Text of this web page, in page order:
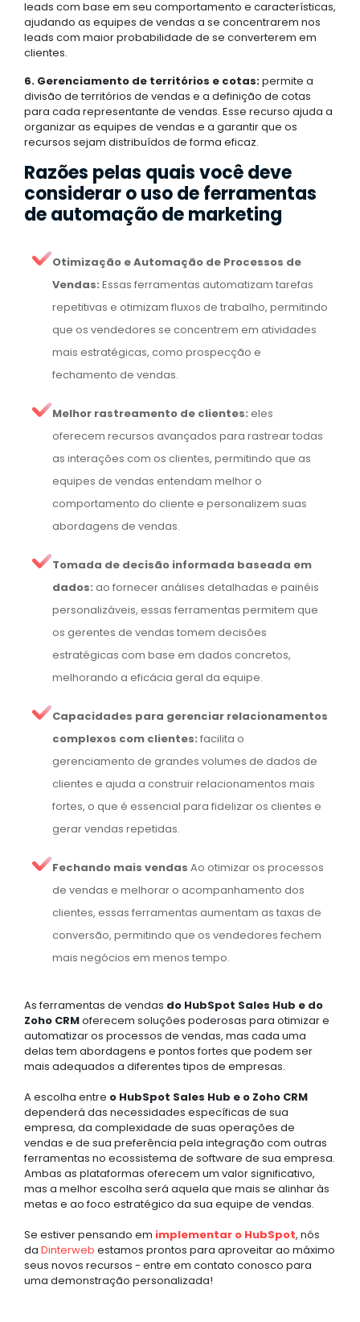
leads com base em seu comportamento e características,
ajudando as equipes de vendas a se concentrarem nos
leads com maior probabilidade de se converterem em
clientes.
6. Gerenciamento de territórios e cotas:permite a
divisão de territórios de vendas e a definição de cotas
para cada representante de vendas. Esse recurso ajuda a
organizar as equipes de vendas e a garantir que os
recursos sejam distribuídos de forma eficaz.
Razões pelas quais você deve
considerar o uso de ferramentas
de automação de marketing
Otimização e Automação de Processos de
Vendas: Essas ferramentas automatizam tarefas
repetitivas e otimizam fluxos de trabalho, permitindo
que os vendedores se concentrem em atividades
mais estratégicas, como prospecção e
fechamento de vendas.
Melhor rastreamento de clientes: eles
oferecem recursos avançados para rastrear todas
as interações com os clientes, permitindo que as
equipes de vendas entendam melhor o
comportamento do cliente e personalizem suas
abordagens de vendas.
Tomada de decisão informada baseada em
dados: ao fornecer análises detalhadas e painéis
personalizáveis, essas ferramentas permitem que
os gerentes de vendas tomem decisões
estratégicas com base em dados concretos,
melhorando a eficácia geral da equipe.
Capacidades para gerenciar relacionamentos
complexos com clientes: facilita o
gerenciamento de grandes volumes de dados de
clientes e ajuda a construir relacionamentos mais
fortes, o que é essencial para fidelizar os clientes e
gerar vendas repetidas.
Fechando mais vendas Ao otimizar os processos
de vendas e melhorar o acompanhamento dos
clientes, essas ferramentas aumentam as taxas de
conversão, permitindo que os vendedores fechem
mais negócios em menos tempo.
As ferramentas de vendas do HubSpot Sales Hub e do
Zoho CRMoferecem soluções poderosas para otimizar e
automatizar os processos de vendas, mas cada uma
delas tem abordagens e pontos fortes que podem ser
mais adequados a diferentes tipos de empresas.
A escolha entre o HubSpot Sales Hub e o Zoho CRM
dependerá das necessidades específicas de sua
empresa, da complexidade de suas operações de
vendas e de sua preferência pela integração com outras
ferramentas no ecossistema de software de sua empresa.
Ambas as plataformas oferecem um valor significativo,
mas a melhor escolha será aquela que mais se alinhar às
metas e ao foco estratégico da sua equipe de vendas.
Se estiver pensando em implementar o HubSpot, nós
da Dinterweb estamos prontos para aproveitar ao máximo
seus novos recursos - entre em contato conosco para
uma demonstração personalizada!